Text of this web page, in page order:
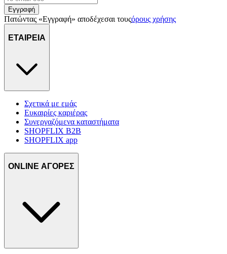
πληροφορίες σχετικά με την από μέρους σας χρήση της
τοποθεσίας μας στους συνεργάτες μέσων κοινωνικής
δικτύωσης, διαφημίσεων και ανάλυσης.
Εγγραφή
Πατώντας «Εγγραφή» αποδέχεσαι τουςόρους χρήσης
ΕΤΑΙΡΕΙΑ
Σχετικά με εμάς
Ευκαιρίες καριέρας
Συνεργαζόμενα καταστήματα
SHOPFLIX B2B
SHOPFLIX app
ONLINE ΑΓΟΡΕΣ